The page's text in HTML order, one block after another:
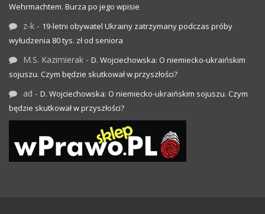
Wehrmachtem. Burza po jego wpisie
z-k - 19-letni obywatel Ukrainy zatrzymany podczas próby
wyłudzenia 80 tys. zł od seniora
M.S. Kazimierak - D. Wojciechowska: O niemiecko-ukraińskim
sojuszu. Czym będzie skutkował w przyszłości?
ad - D. Wojciechowska: O niemiecko-ukraińskim sojuszu. Czym
będzie skutkował w przyszłości?